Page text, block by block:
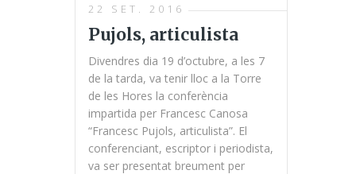
22 SET. 2016
Pujols, articulista
Divendres dia 19 d’octubre, a les 7
de la tarda, va tenir lloc a la Torre
de les Hores la conferència
impartida per Francesc Canosa
“Francesc Pujols, articulista”. El
conferenciant, escriptor i periodista,
va ser presentat breument per